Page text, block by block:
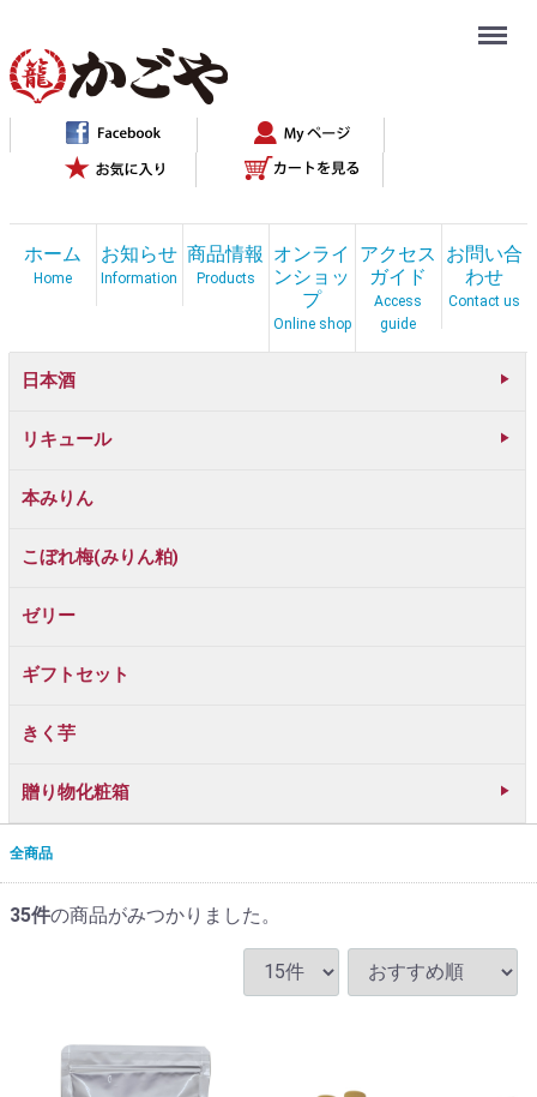
ホーム
Home
お知らせ
Information
商品情報
Products
オンライ
ンショッ
プ
Online shop
アクセス
ガイド
Access
guide
お問い合
わせ
Contact us
Menu
日本酒
リキュール
本みりん
こぼれ梅(みりん粕)
ゼリー
ギフトセット
きく芋
贈り物化粧箱
全商品
35件の商品がみつかりました。